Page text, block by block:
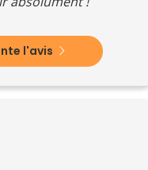
l'avis